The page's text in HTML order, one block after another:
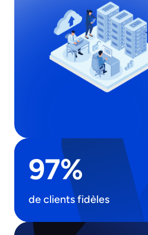
97%
de clients fidèles